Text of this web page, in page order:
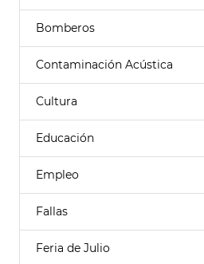
Bomberos
Contaminación Acústica
Cultura
Educación
Empleo
Fallas
Feria de Julio